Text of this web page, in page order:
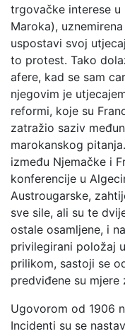
trgovačke interese
Maroka),
uspostavi svoj
to protest. Tako
afere, kad se sam
njegovim je
reformi, koje su
zatražio saziv
marokanskog
između Njemačke i
konferencije u
Austrougarske,
sve sile, ali su te
ostale osamljene, i
privilegirani položaj
prilikom, sastoji se
predviđene su
Ugovorom od 1906
Incidenti su se